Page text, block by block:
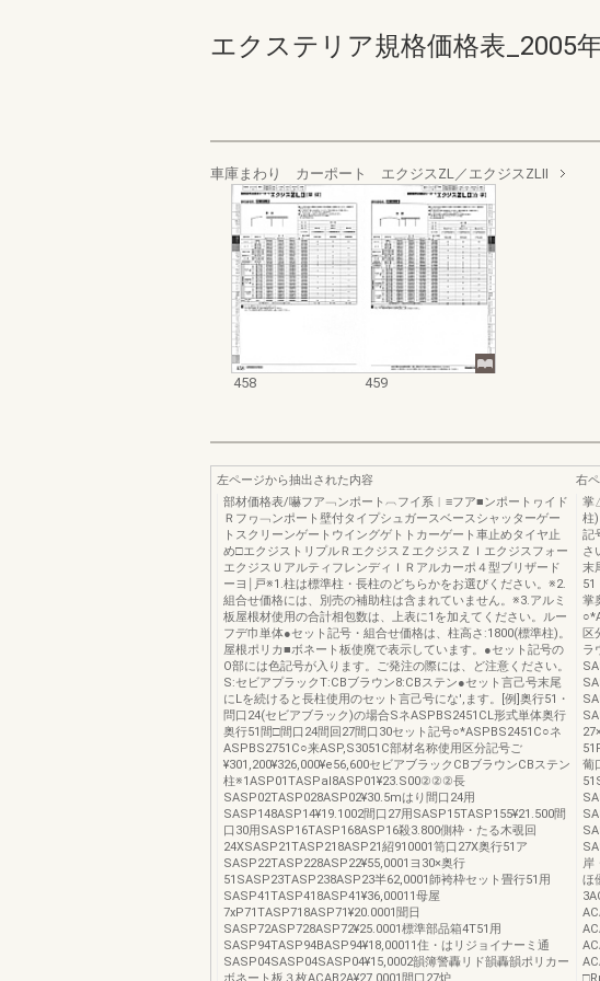
エクステリア規格価格表_2005
車庫まわり カーポート エクジスZL／エクジスZLⅡ
458 459
左ページから抽出された内容
部材価格表/嚇フア﹁ンポート︹フイ系︱≡フア■ンポートヮイド
Ｒフヮ﹁ンポート壁付タイプシュガースベースシャッターゲー
トスクリーンゲートウイングゲトトカーゲート車止めタイヤ止
め□エクジストリプルＲエクジスＺエクジスＺＩエクジスフォー
エクジスＵアルティフレンディＩＲアルカーポ４型ブリザード
ーヨ￨戸※1.柱は標準柱・長柱のどちらかをお選びください。※2.
組合せ価格には、別売の補助柱は含まれていません。※3.アルミ
板屋根材使用の合計相包数は、上表に1を加えてください。ルー
フデ巾単体●セット記号・組合せ価格は、柱高さ:1800(標準柱)。
屋根ポリカ■ボネート板使廃で表示しています。●セット記号の
O部には色記号が入ります。ご発注の際には、ど注意ください。
S:セビアプラックT:CBブラウン8:CBステン●セット言己号末尾
にLを続けると長柱使用のセット言己号にな',ます。[例]奥行51・
問口24(セビアブラック)の場合SネASPBS2451CL形式単体奥行
奥行51間□間口24間回27間口30セット記号○*ASPBS2451C○ネ
ASPBS2751C○来ASP,S3051C部材名称使用区分記号ご
¥301,200¥326,000¥e56,600セビアブラックCBブラウンCBステン
柱※1ASP01TASPal8ASP01¥23.S00②②②長
SASP02TASP028ASP02¥30.5mはり間口24用
SASP148ASP14¥19.1002間口27用SASP15TASP155¥21.500間
口30用SASP16TASP168ASP16殺3.800側枠・たる木覗回
24XSASP21TASP218ASP21紹910001笥口27X奥行51ア
SASP22TASP228ASP22¥55,0001ヨ30×奥行
51SASP23TASP238ASP23半62,0001師袴枠セット畳行51用
SASP41TASP418ASP41¥36,00011母屋
7xP71TASP718ASP71¥20.0001聞日
SASP72ASP728ASP72¥25.0001標準部品箱4T51用
SASP94TASP94BASP94¥18,00011住・はリジョイナーミ通
SASP04SASP04SASP04¥15,0002韻簿警轟リド韻轟韻ポリカー
右
掌
柱
記
さ
末
51
掌
区
ラ
葡
岸
ほ